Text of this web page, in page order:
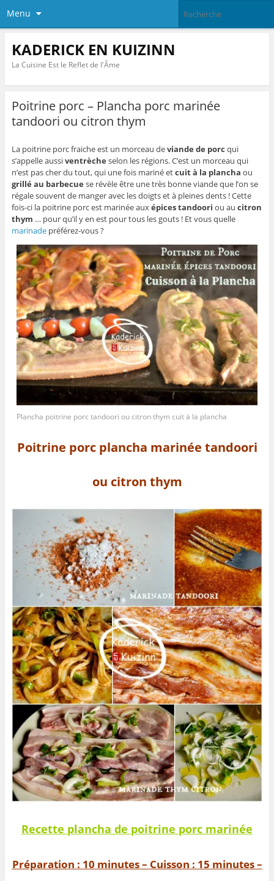
Menu
KADERICK EN KUIZINN
La Cuisine Est le Reflet de l'Âme
Poitrine porc – Plancha porc marinée
tandoori ou citron thym
La poitrine porc fraiche est un morceau deviande de porc qui
s’appelle aussiventrèche selon les régions. C’est un morceau qui
n’est pas cher du tout, qui une fois mariné etcuit à la plancha ou
grillé au barbecue se révèle être une très bonne viande que l’on se
régale souvent de manger avec les doigts et à pleines dents ! Cette
fois-ci la poitrine porc est marinée auxépices tandoori ou au citron
thym … pour qu’il y en est pour tous les gouts ! Et vous quelle
marinadepréférez-vous ?
Plancha poitrine porc tandoori ou citron thym cuit à la plancha
Poitrine porc plancha marinée tandoori
ou citron thym
Recette plancha de poitrine porc marinée
Préparation : 10 minutes – Cuisson : 15 minutes –